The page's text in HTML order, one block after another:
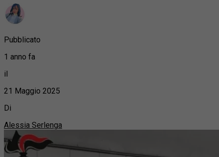
Pubblicato
1 anno fa
il
21 Maggio 2025
Di
Alessia Serlenga